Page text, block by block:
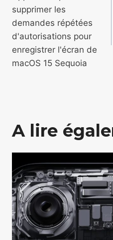
l’article
supprimer les
demandes répétées
d'autorisations pour
enregistrer l'écran de
macOS 15 Sequoia
A lire